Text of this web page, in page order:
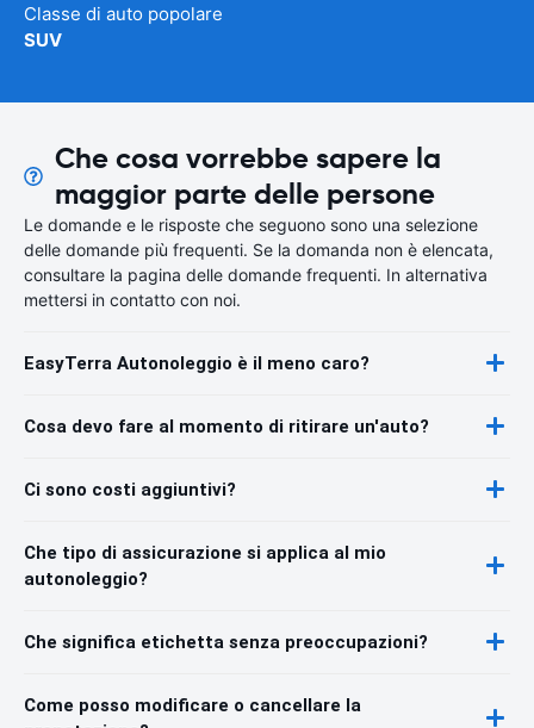
Classe di auto popolare
SUV
Che cosa vorrebbe sapere la
maggior parte delle persone
Le domande e le risposte che seguono sono una selezione
delle domande più frequenti. Se la domanda non è elencata,
consultare la pagina delle domande frequenti. In alternativa
mettersi in contatto con noi.
EasyTerra Autonoleggio è il meno caro?
Cosa devo fare al momento di ritirare un'auto?
Ci sono costi aggiuntivi?
Che tipo di assicurazione si applica al mio
autonoleggio?
Che significa etichetta senza preoccupazioni?
Come posso modificare o cancellare la